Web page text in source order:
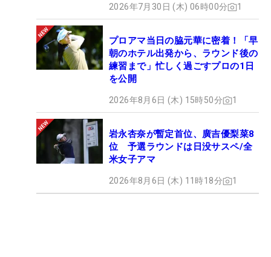
2026年7月30日 (木) 06時00分 1
プロアマ当日の脇元華に密着！「早
朝のホテル出発から、ラウンド後の
練習まで」忙しく過ごすプロの1日
を公開
2026年8月6日 (木) 15時50分 1
岩永杏奈が暫定首位、廣吉優梨菜8
位 予選ラウンドは日没サスペ/全
米女子アマ
2026年8月6日 (木) 11時18分 1